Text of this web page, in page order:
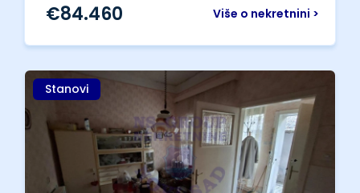
Više o nekretnini >
€84.460
Stanovi